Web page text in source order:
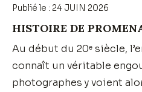
Publié le : 24 JUIN 2026
HISTOIRE DE
Au début du 20ᵉ siècle,
connaît un véritable
photographes y voient